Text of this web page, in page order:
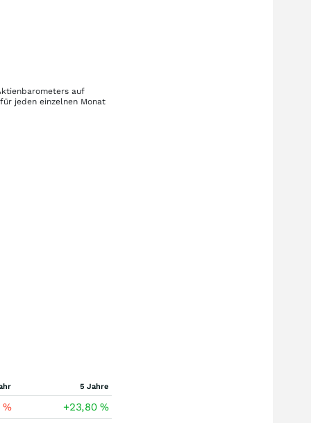
auf
jeden einzelnen Monat
5 Jahre
% +23,80%